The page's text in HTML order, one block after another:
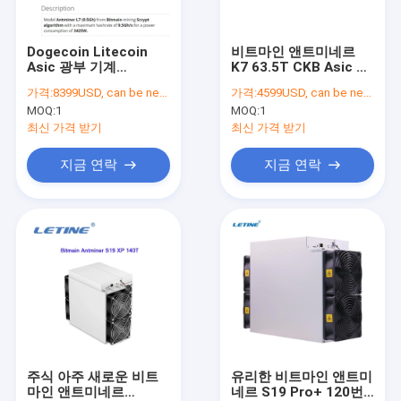
Dogecoin Litecoin
Asic 광부 기계
Scrypt 알고리즘
가격:8399USD, can be negotiate
MOQ:1
최신 가격 받기
지금 연락
비트마인 앤트미네르
K7 63.5T CKB Asic 광
원 3080W
가격:4599USD, can be negotiate
MOQ:1
최신 가격 받기
지금 연락
주식 아주 새로운 비트
마인 앤트미네르
유리한 비트마인 앤트미
네르 S19 Pro+ 120번